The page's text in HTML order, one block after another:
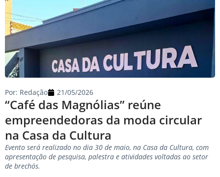
“Café das Magnólias” reúne
empreendedoras da moda circular
na Casa da Cultura
Por: Redação 21/05/2026
Evento será realizado no dia 30 de maio, na Casa da Cultura, com
apresentação de pesquisa, palestra e atividades voltadas ao setor
de brechós.